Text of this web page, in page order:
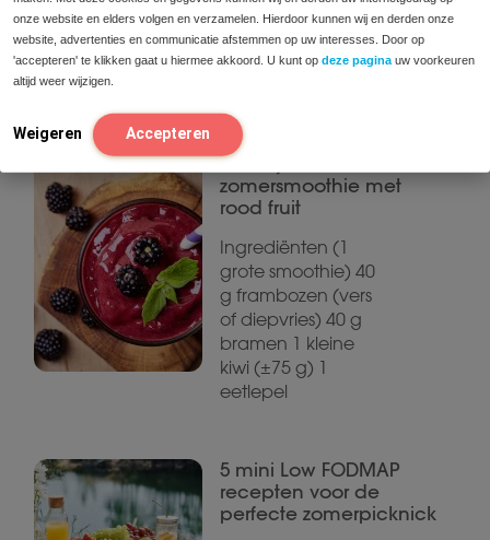
onze website en elders volgen en verzamelen. Hierdoor kunnen wij en derden onze
website, advertenties en communicatie afstemmen op uw interesses. Door op
'accepteren' te klikken gaat u hiermee akkoord. U kunt op deze pagina uw voorkeuren
altijd weer wijzigen.
Weigeren Accepteren
Gerelateerde recepten
Vezelrijke
zomersmoothie met
rood fruit
Ingrediënten (1
grote smoothie) 40
g frambozen (vers
of diepvries) 40 g
bramen 1 kleine
kiwi (±75 g) 1
eetlepel
5 mini Low FODMAP
recepten voor de
perfecte zomerpicknick